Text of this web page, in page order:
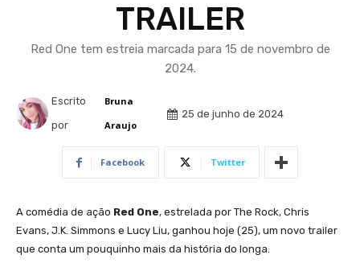
TRAILER
Red One tem estreia marcada para 15 de novembro de
2024.
Escrito
por
Bruna
Araujo
25 de junho de 2024
Facebook Twitter
A comédia de ação Red One, estrelada por The Rock, Chris
Evans, J.K. Simmons e Lucy Liu, ganhou hoje (25), um novo trailer
que conta um pouquinho mais da história do longa.